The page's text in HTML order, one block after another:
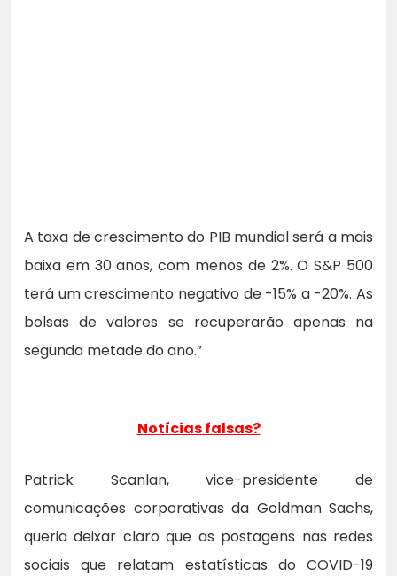
A taxa de crescimento do PIB mundial será a mais
baixa em 30 anos, com menos de 2%. O S&P 500
terá um crescimento negativo de -15% a -20%. As
bolsas de valores se recuperarão apenas na
segunda metade do ano.”
Notícias falsas?
Patrick Scanlan, vice-presidente de
comunicações corporativas da Goldman Sachs,
queria deixar claro que as postagens nas redes
sociais que relatam estatísticas do COVID-19